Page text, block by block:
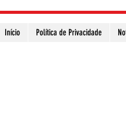
Início Política de Privacidade